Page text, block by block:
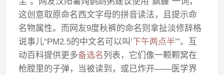
这创意取原命名西文字母的拼音读法，且提示命
名物属性。而网友9度秋裤的命名则拿扯淡修辞格
说事儿“PM2.5的中文名可以叫‘下午两点半’”。互
动百科提供更多备选名列表，它们像一颗颗窝在
枪膛里的子弹，当被读到，或已炸开——医学界